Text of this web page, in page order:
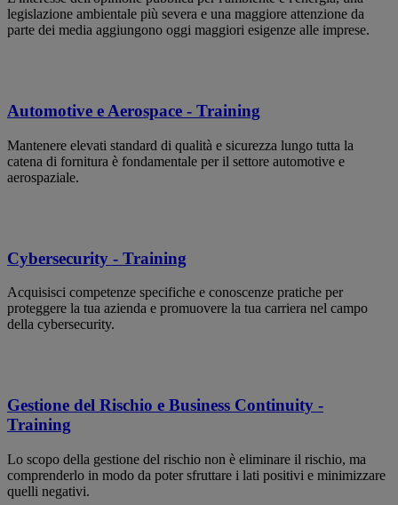
legislazione ambientale più severa e una maggiore attenzione da
parte dei media aggiungono oggi maggiori esigenze alle imprese.
Automotive e Aerospace - Training
Mantenere elevati standard di qualità e sicurezza lungo tutta la
catena di fornitura è fondamentale per il settore automotive e
aerospaziale.
Cybersecurity - Training
Acquisisci competenze specifiche e conoscenze pratiche per
proteggere la tua azienda e promuovere la tua carriera nel campo
della cybersecurity.
Gestione del Rischio e Business Continuity -
Training
Lo scopo della gestione del rischio non è eliminare il rischio, ma
comprenderlo in modo da poter sfruttare i lati positivi e minimizzare
quelli negativi.